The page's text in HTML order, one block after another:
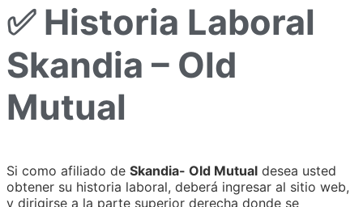
✅ Historia Laboral
Skandia – Old
Mutual
Si como afiliado de Skandia- Old Mutual desea usted
obtener su historia laboral, deberá ingresar al sitio web,
y dirigirse a la parte superior derecha donde se